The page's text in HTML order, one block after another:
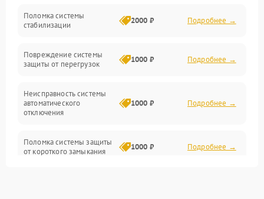
Электропитание
Механика
Корпус/Герметичность
Поломка системы
стабилизации
2000 ₽ Подробнее →
Повреждение системы
защиты от перегрузок
1000 ₽ Подробнее →
Неисправность системы
автоматического
отключения
1000 ₽ Подробнее →
Поломка системы защиты
от короткого замыкания
1000 ₽ Подробнее →